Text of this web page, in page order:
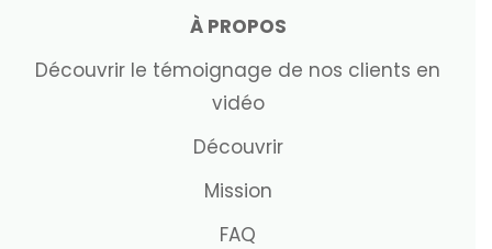
À PROPOS
Découvrir le témoignage de nos clients en
vidéo
Découvrir
Mission
FAQ